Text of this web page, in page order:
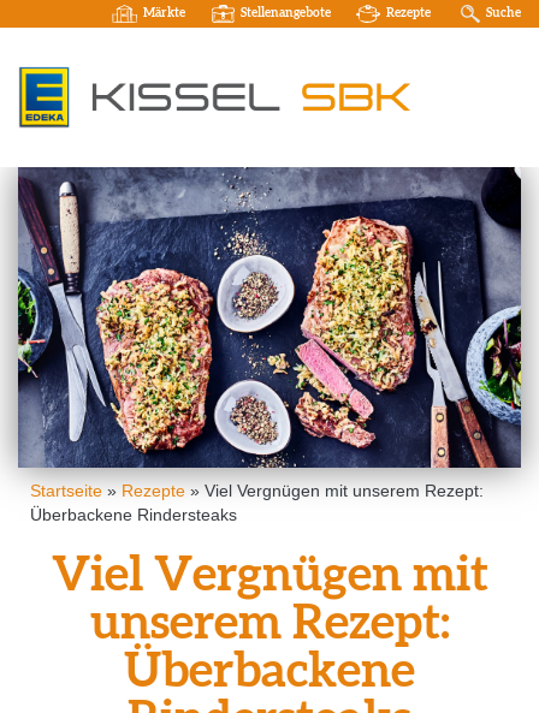
Märkte Stellenangebote Rezepte Suche
Startseite » Rezepte » Viel Vergnügen mit unserem Rezept:
Überbackene Rindersteaks
Viel Vergnügen mit
unserem Rezept:
Überbackene